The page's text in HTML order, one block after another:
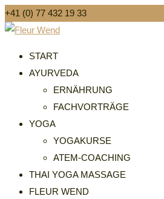
+41 (0) 77 432 19 33
START
AYURVEDA
ERNÄHRUNG
FACHVORTRÄGE
YOGA
YOGAKURSE
ATEM-COACHING
THAI YOGA MASSAGE
FLEUR WEND